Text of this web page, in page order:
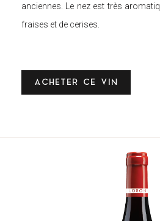
anciennes. Le nez est très
fraises et de cerises.
ACHETER CE VIN